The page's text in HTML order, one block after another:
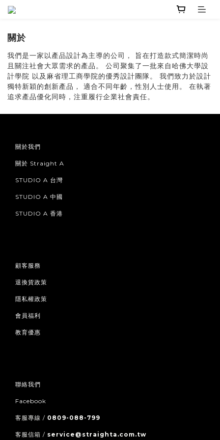
關於
我們是一家以產品設計為主導的公司， 旨在打造款式簡潔時尚
且關注社會大眾需求的產品。 公司聚集了一批來自哈佛大學設
計學院 以及麻省理工商學院的優秀設計團隊。 我們致力於設計
獨特新穎的創新產品， 適合不同年齡，性別人士使用。 在執著
追求產品優化同時，注重履行企業社會責任。
關於我們
關於 Straight A
STUDIO A 台灣
STUDIO A 中國
STUDIO A 香港
顧客服務
退換貨政策
隱私權政策
會員福利
教育優惠
聯絡我們
Facebook
客服專線 / 0809-088-799
客服信箱 / service@straighta.com.tw